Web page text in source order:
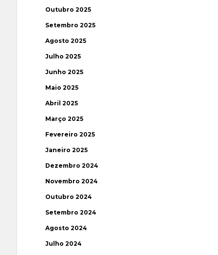
Outubro 2025
Setembro 2025
Agosto 2025
Julho 2025
Junho 2025
Maio 2025
Abril 2025
Março 2025
Fevereiro 2025
Janeiro 2025
Dezembro 2024
Novembro 2024
Outubro 2024
Setembro 2024
Agosto 2024
Julho 2024